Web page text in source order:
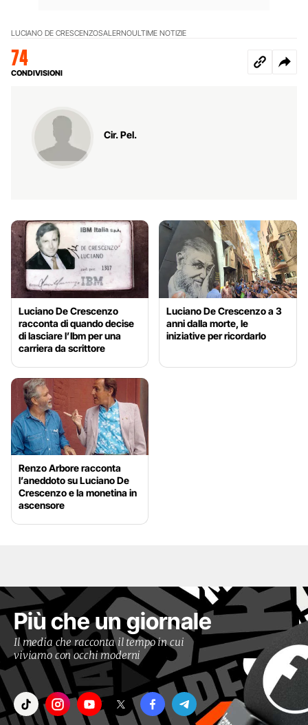
LUCIANO DE CRESCENZOSALERNOULTIME NOTIZIE
74
CONDIVISIONI
Cir. Pel.
Luciano De Crescenzo
racconta di quando decise
di lasciare l’Ibm per una
carriera da scrittore
Luciano De Crescenzo a 3
anni dalla morte, le
iniziative per ricordarlo
Renzo Arbore racconta
l’aneddoto su Luciano De
Crescenzo e la monetina in
ascensore
Più che un giornale
Il media che racconta il tempo in cui
viviamo con occhi moderni